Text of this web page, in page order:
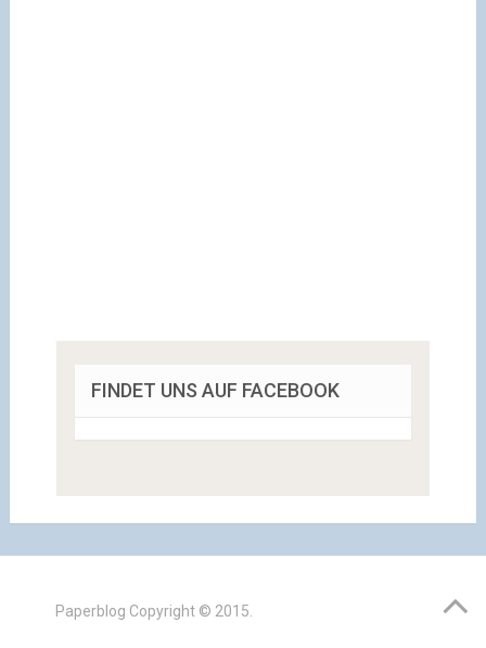
FINDET UNS AUF FACEBOOK
Paperblog Copyright © 2015.